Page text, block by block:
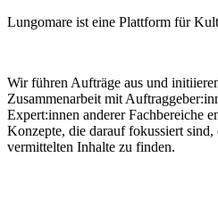
Lungomare ist eine Plattform für
Wir führen Aufträge aus und
Zusammenarbeit mit
Expert:innen anderer Fachbereiche
Konzepte, die darauf fokussiert sind,
vermittelten Inhalte zu finden.